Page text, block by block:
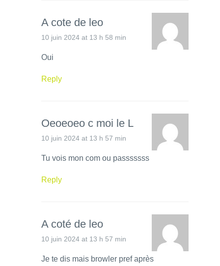
A cote de leo
10 juin 2024 at 13 h 58 min
Oui
Reply
Oeoeoeo c moi le L
10 juin 2024 at 13 h 57 min
Tu vois mon com ou passsssss
Reply
A coté de leo
10 juin 2024 at 13 h 57 min
Je te dis mais browler pref après